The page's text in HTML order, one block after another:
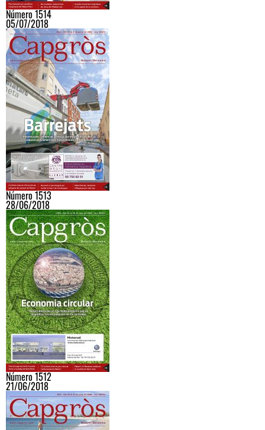
Número 1514
05/07/2018
Número 1513
28/06/2018
Número 1512
21/06/2018